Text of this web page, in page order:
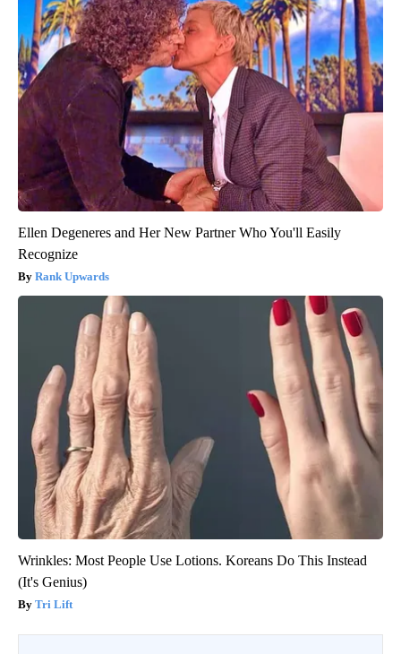
Ellen Degeneres and Her New Partner Who You'll Easily
Recognize
Rank Upwards
Wrinkles: Most People Use Lotions. Koreans Do This Instead
(It's Genius)
Tri Lift